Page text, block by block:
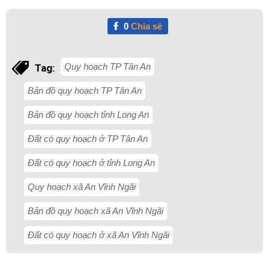
0Chia sẻ
Tag: Quy hoạch TP Tân An
Bản đồ quy hoạch TP Tân An
Bản đồ quy hoạch tỉnh Long An
Đất có quy hoạch ở TP Tân An
Đất có quy hoạch ở tỉnh Long An
Quy hoạch xã An Vĩnh Ngãi
Bản đồ quy hoạch xã An Vĩnh Ngãi
Đất có quy hoạch ở xã An Vĩnh Ngãi